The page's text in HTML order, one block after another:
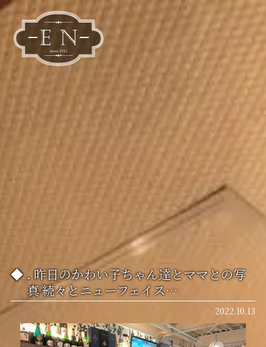
. 昨日のかわい子ちゃん達とママとの写
真 続々とニューフェイス…
2022.10.13